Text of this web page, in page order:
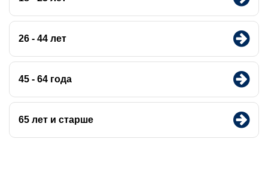
26 - 44 лет
45 - 64 года
65 лет и старше